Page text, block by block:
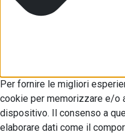
Per fornire le migliori
cookie per memorizzare e/o
dispositivo. Il consenso a
elaborare dati come il